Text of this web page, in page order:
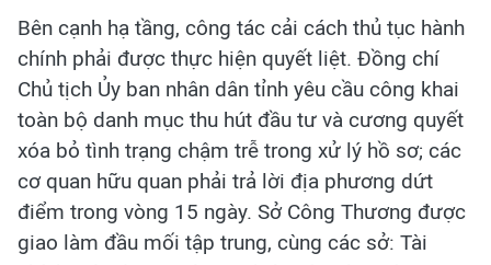
Bên cạnh hạ tầng, công tác cải cách thủ tục hành
chính phải được thực hiện quyết liệt. Đồng chí
Chủ tịch Ủy ban nhân dân tỉnh yêu cầu công khai
toàn bộ danh mục thu hút đầu tư và cương quyết
xóa bỏ tình trạng chậm trễ trong xử lý hồ sơ; các
cơ quan hữu quan phải trả lời địa phương dứt
điểm trong vòng 15 ngày. Sở Công Thương được
giao làm đầu mối tập trung, cùng các sở: Tài